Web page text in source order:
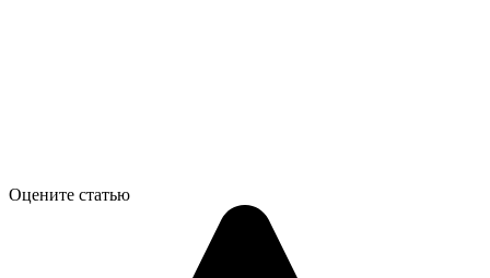
Оцените статью